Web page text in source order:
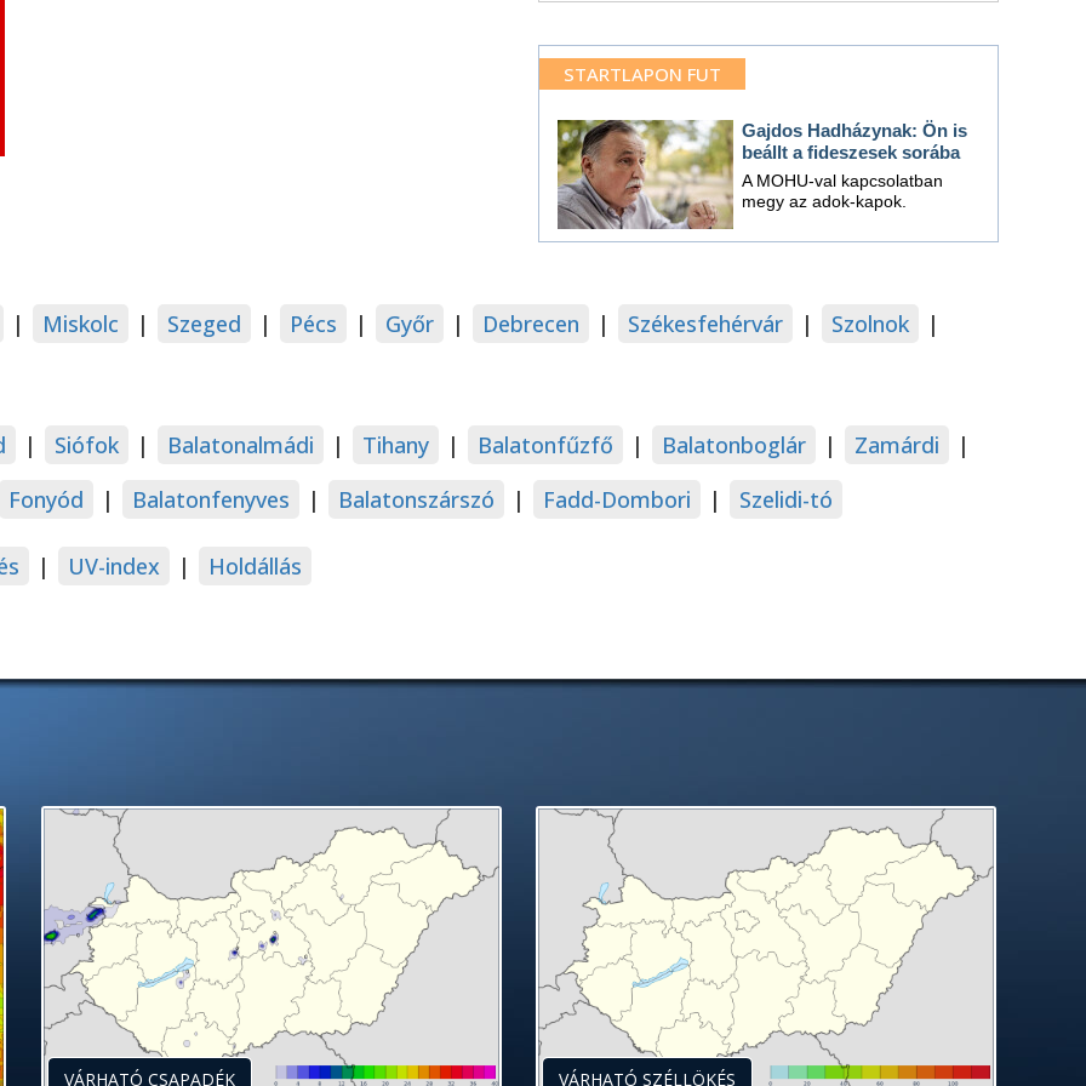
STARTLAPON FUT
Gajdos Hadházynak: Ön is
beállt a fideszesek sorába
A MOHU-val kapcsolatban
megy az adok-kapok.
| Miskolc | Szeged | Pécs | Győr | Debrecen | Székesfehérvár | Szolnok
|
| Siófok | Balatonalmádi | Tihany | Balatonfűzfő | Balatonboglár | Zamárdi
|
Fonyód | Balatonfenyves | Balatonszárszó | Fadd-Dombori | Szelidi-tó
| UV-index | Holdállás
VÁRHATÓ CSAPADÉK VÁRHATÓ SZÉLLÖKÉS